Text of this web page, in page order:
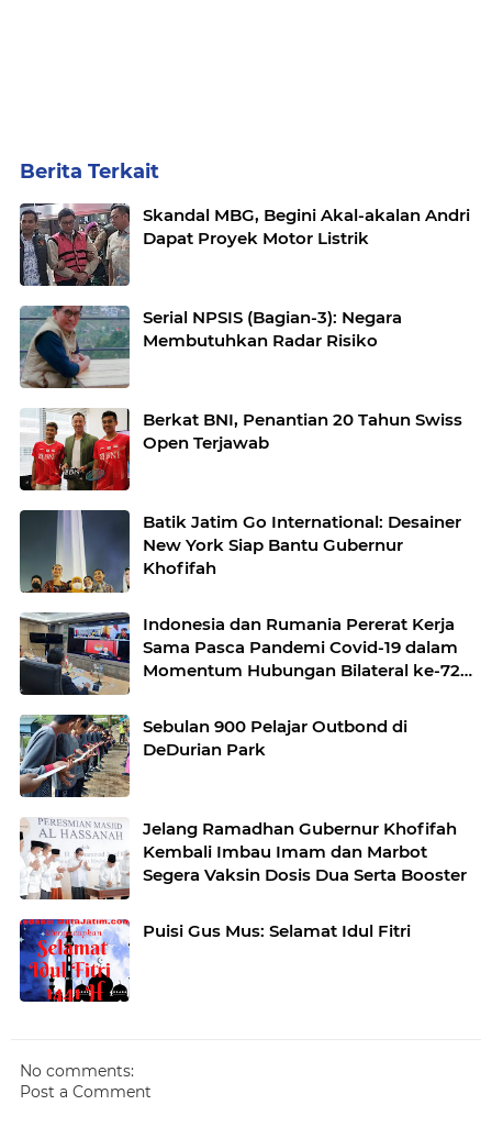
Berita Terkait
Skandal MBG, Begini Akal-akalan Andri
Dapat Proyek Motor Listrik
Serial NPSIS (Bagian-3): Negara
Membutuhkan Radar Risiko
Berkat BNI, Penantian 20 Tahun Swiss
Open Terjawab
Batik Jatim Go International: Desainer
New York Siap Bantu Gubernur
Khofifah
Indonesia dan Rumania Pererat Kerja
Sama Pasca Pandemi Covid-19 dalam
Momentum Hubungan Bilateral ke-72
Sebulan 900 Pelajar Outbond di
DeDurian Park
Jelang Ramadhan Gubernur Khofifah
Kembali Imbau Imam dan Marbot
Segera Vaksin Dosis Dua Serta Booster
Puisi Gus Mus: Selamat Idul Fitri
No comments:
Post a Comment